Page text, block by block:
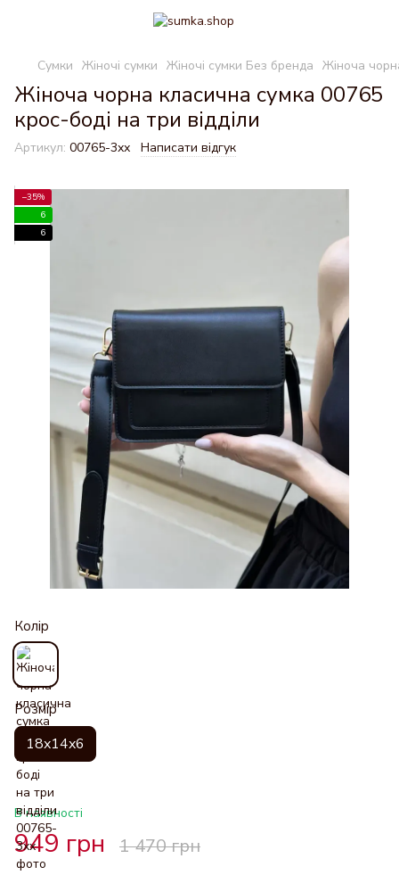
Сумки Жіночі сумки Жіночі сумки Без бренда Жіноча
Жіноча чорна класична сумка 00765
крос-боді на три відділи
Артикул: 00765-3хх Написати відгук
−35%
6
6
Колір
Розмір
18x14x6
В наявності
949 грн 1 470 грн